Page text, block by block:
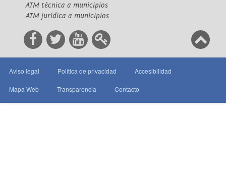
ATM técnica a municipios
ATM jurídica a municipios
Aviso legal Política de privacidad Accesibilidad
Mapa Web Transparencia Contacto